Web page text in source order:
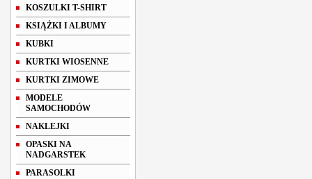
KOSZULKI T-SHIRT
KSIĄŻKI I ALBUMY
KUBKI
KURTKI WIOSENNE
KURTKI ZIMOWE
MODELE
SAMOCHODÓW
NAKLEJKI
OPASKI NA
NADGARSTEK
PARASOLKI